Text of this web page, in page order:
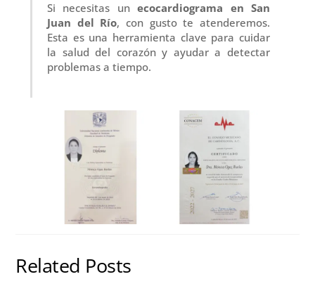
Si necesitas unecocardiograma en San
Juan del Río, con gusto te atenderemos.
Esta es una herramienta clave para cuidar
la salud del corazón y ayudar a detectar
problemas a tiempo.
Related Posts